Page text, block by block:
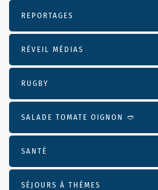
REPORTAGES
RÉVEIL MÉDIAS
RUGBY
SALADE TOMATE OIGNON 🥙
SANTÉ
SÉJOURS À THÈMES